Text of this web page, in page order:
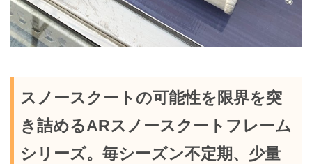
スノースクートの可能性を限界を突
き詰めるARスノースクートフレーム
シリーズ。毎シーズン不定期、少量